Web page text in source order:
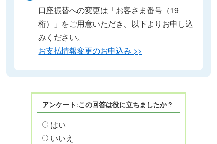
口座振替への変更は「お客さま番号（19
桁）」をご用意いただき、以下よりお申し込
みください。
お支払情報変更のお申込み >>
アンケート:この回答は役に立ちましたか？
はい
いいえ